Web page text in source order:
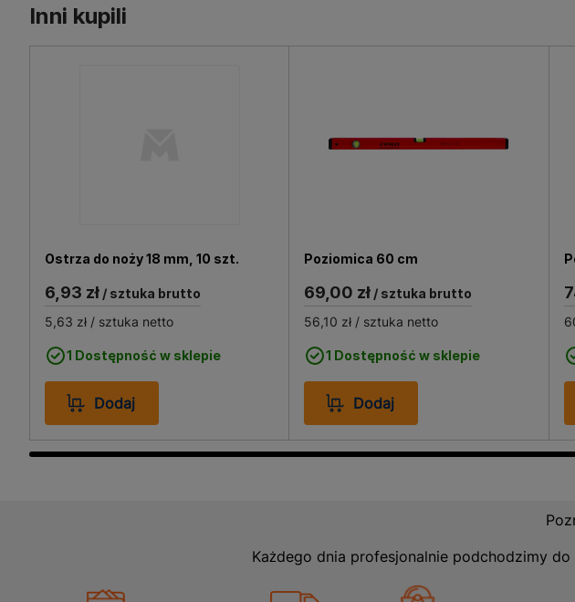
Inni kupili
Ostrza do noży 18 mm, 10 szt.
6,93 zł / sztuka brutto
5,63 zł / sztuka netto
1 Dostępność w sklepie
Dodaj
Poziomica 60 cm
69,00 zł / sztuka brutto
56,10 zł / sztuka netto
1 Dostępność w sklepie
Dodaj
Każdego dnia profesjonalnie podchodzimy